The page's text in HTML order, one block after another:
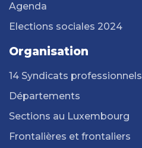
Agenda
Elections sociales 2024
Organisation
14 Syndicats professionnels
Départements
Sections au Luxembourg
Frontalières et frontaliers